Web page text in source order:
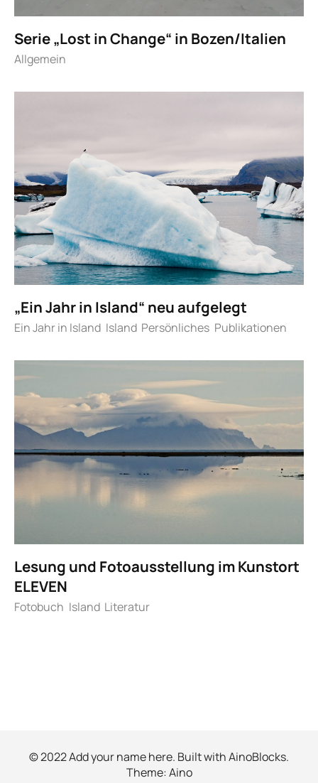
Serie „Lost in Change“ in Bozen/Italien
Allgemein
„Ein Jahr in Island“ neu aufgelegt
Ein Jahr in Island Island Persönliches Publikationen
Lesung und Fotoausstellung im Kunstort
ELEVEN
Fotobuch Island Literatur
© 2022 Add your name here. Built withAinoBlocks.
Theme:Aino